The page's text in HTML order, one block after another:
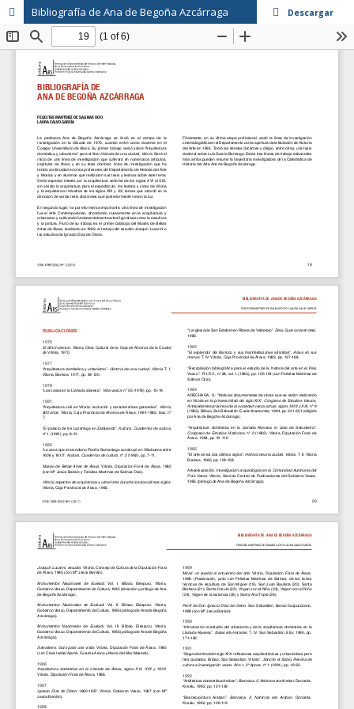
Bibliografía de Ana de Begoña Azcárraga Descargar